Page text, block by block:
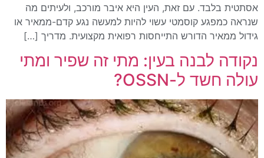
אסתטית בלבד. עם זאת, העין היא איבר מורכב, ולעיתים מה
שנראה כמפגע קוסמטי עשוי להיות למעשה נגע קדם-ממאיר או
גידול ממאיר הדורש התייחסות רפואית מקצועית. מדריך […]
נקודה לבנה בעין: מתי זה שפיר ומתי
עולה חשד ל-OSSN?